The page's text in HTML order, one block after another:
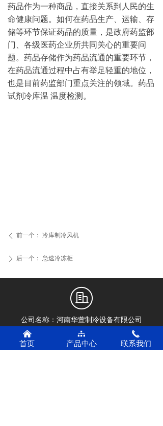
ꄴ 前一个： 冷库制冷风机
ꄲ 后一个： 急速冷冻柜
药品作为一种商品，直接关系到人民的生
命健康问题。如何在药品生产、运输、存
储等环节保证药品的质量，是政府药监部
门、各级医药企业所共同关心的重要问
题。药品存储作为药品流通的重要环节，
在药品流通过程中占有举足轻重的地位，
也是目前药监部门重点关注的领域。药品
试剂冷库温 温度检测。
公司名称： 河南华萱制冷设备有限公司
낀
首页
뀒
产品中心
끅
联系我们